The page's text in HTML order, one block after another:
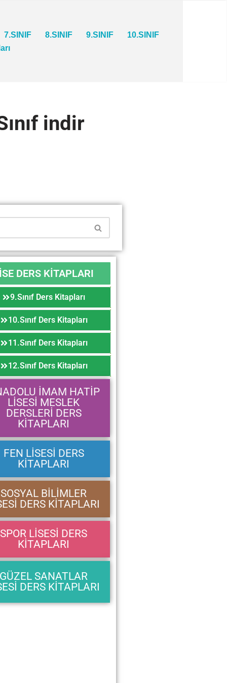
7.SINIF 8.SINIF 9.SINIF
10.SINIF
indir
DERS KİTAPLARI
9.Sınıf Ders Kitapları
10.Sınıf Ders Kitapları
11.Sınıf Ders Kitapları
12.Sınıf Ders Kitapları
İMAM HATİP
LİSESİ MESLEK
DERSLERİ DERS
KİTAPLARI
FEN LİSESİ DERS
KİTAPLARI
SOSYAL BİLİMLER
DERS KİTAPLARI
SPOR LİSESİ DERS
KİTAPLARI
GÜZEL SANATLAR
DERS KİTAPLARI